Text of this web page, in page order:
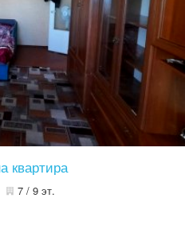
квартира
7 / 9 эт.